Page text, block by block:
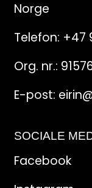
Norge
Telefon: +47
Org. nr.:
E-post:
SOCIALE
Facebook